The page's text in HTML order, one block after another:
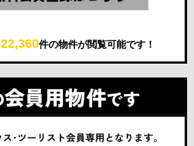
22,360件の物件が閲覧可能です！